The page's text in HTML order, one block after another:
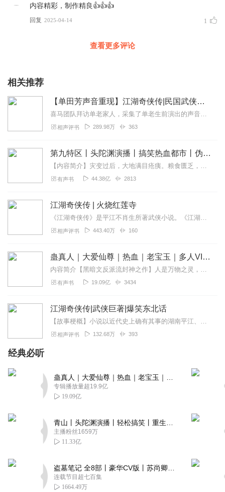
内容精彩，制作精良👍👍👍
回复 2025-04-14 1
查看更多评论
相关推荐
【单田芳声音重现】江湖奇侠传|民国武侠评书经典
喜马团队拜访单老家人，采集了单老生前演出的声音。喜马智能语音实验室利用AI技术完美复现了单老那苍劲、沙哑的“云遮月”式独特嗓音。同时，我们推出了【单田芳声音重现...
相声评书 289.98万 363
第九特区丨头陀渊演播丨搞笑热血都市丨伪戒丨VIP免费多人有声剧
【内容简介】灾变过后，大地满目疮痍。粮食匮乏，资源紧俏，局势混乱……一位从待规划区杀出来的青年，背对着漫天黄沙，孤身来到九区谋生，却不曾想偶然结识三五好友，一念...
有声书 44.38亿 2813
江湖奇侠传 | 火烧红莲寺
《江湖奇侠传》是平江不肖生所著武侠小说。《江湖奇侠传》写于二十年代初，被视为近代武侠小说的先驱，有些人甚至认为它是中国第一部正宗的武侠小说。本书以近代史上确有其...
相声评书 443.40万 160
蛊真人｜大爱仙尊｜热血｜老宝玉｜多人VIP免费有声剧
内容简介【黑暗文反派流封神之作】人是万物之灵，蛊是天地真精。一个穿越者不断重生的故事。一个养蛊、炼蛊、用蛊的奇特世界。配音组（男角色）老宝玉旁白...
有声书 19.09亿 3434
江湖奇侠传|武侠巨著|爆笑东北话
【故事梗概】小说以近代史上确有其事的湖南平江、浏阳两县县民争夺赵家坪一事为引子，以昆仑、崆峒两派弟子分别助拳争夺赵家坪这个所谓的“水陆码头”冲突生枝叶。并融入野...
相声评书 132.68万 393
经典必听
专辑播放量超19.9亿
19.09亿
主播粉丝1659万
11.33亿
连载节目超七百集
1664.49万